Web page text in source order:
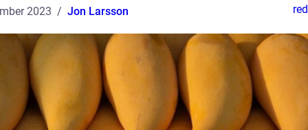
2023 Jon Larsson